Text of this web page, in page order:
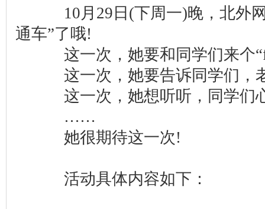
10月29日(下周一)晚，北外网
通车”了哦!
这一次，她要和同学们来个
这一次，她要告诉同学们，
这一次，她想听听，同学们
……
她很期待这一次!
活动具体内容如下：